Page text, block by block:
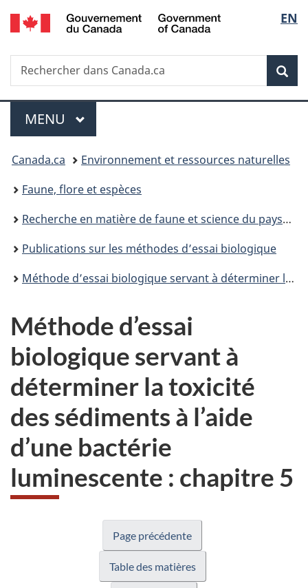
Passer
au
principal
Passer
à
Au
du
Passer
à
version
simplifiée
de
la
EN
Recherche
Rechercher
dans
Menu
MENU PRINCIPAL
Vous
êtes
ici :
Canada.ca
Environnement et ressources naturelles
Faune, flore et espèces
Recherche en matière de faune et science du paysage
Publications sur les méthodes d’essai biologique
Méthode d’essai biologique servant à déterminer la toxicité des sédiments à l’aide d’une bactérie luminescente
Méthode d’essai
biologique servant à
déterminer la toxicité
des sédiments à l’aide
d’une bactérie
luminescente : chapitre 5
Page précédente
Table des matières